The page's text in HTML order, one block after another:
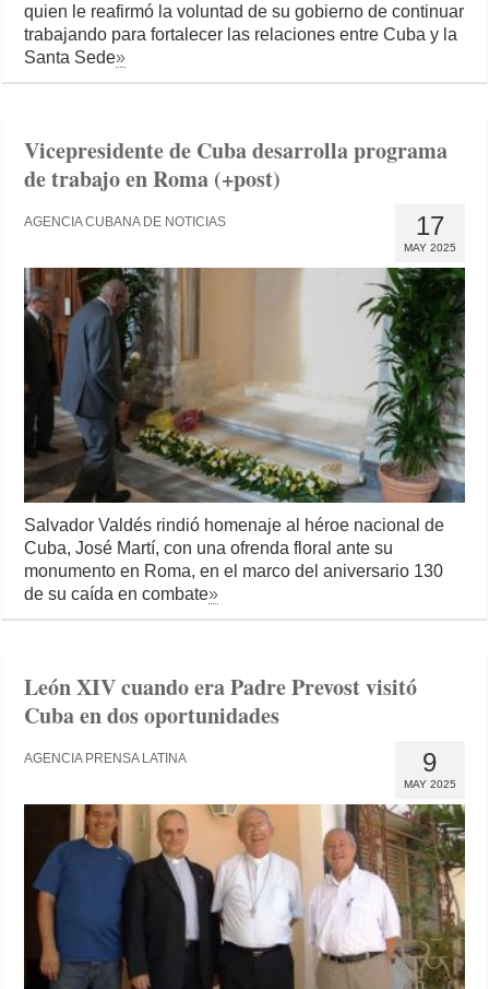
quien le reafirmó la voluntad de su gobierno de continuar
trabajando para fortalecer las relaciones entre Cuba y la
Santa Sede»
Vicepresidente de Cuba desarrolla programa
de trabajo en Roma (+post)
17
MAY 2025
AGENCIA CUBANA DE NOTICIAS
Salvador Valdés rindió homenaje al héroe nacional de
Cuba, José Martí, con una ofrenda floral ante su
monumento en Roma, en el marco del aniversario 130
de su caída en combate»
León XIV cuando era Padre Prevost visitó
Cuba en dos oportunidades
9
MAY 2025
AGENCIA PRENSA LATINA